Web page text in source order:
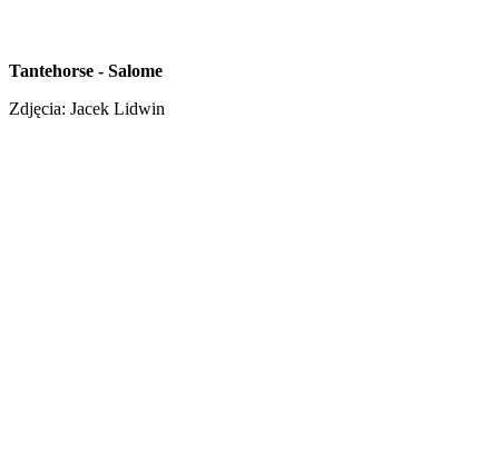
Tantehorse - Salome
Zdjęcia: Jacek Lidwin